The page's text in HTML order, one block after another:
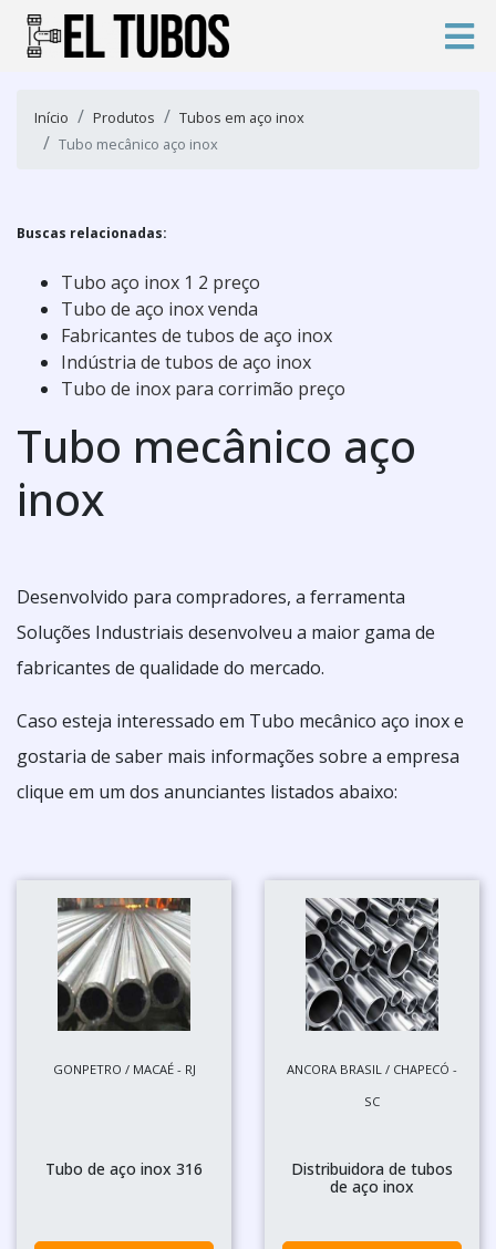
Início Produtos
Tubos em aço inox
Tubo mecânico aço inox
Buscas relacionadas:
Tubo aço inox 1 2 preço
Tubo de aço inox venda
Fabricantes de tubos de aço inox
Indústria de tubos de aço inox
Tubo de inox para corrimão preço
Tubo mecânico aço
inox
Desenvolvido para compradores, a ferramenta
Soluções Industriais desenvolveu a maior gama de
fabricantes de qualidade do mercado.
Caso esteja interessado em Tubo mecânico aço inox e
gostaria de saber mais informações sobre a empresa
clique em um dos anunciantes listados abaixo:
GONPETRO / MACAÉ - RJ
Tubo de aço inox 316
ANCORA BRASIL / CHAPECÓ -
SC
Distribuidora de tubos
de aço inox